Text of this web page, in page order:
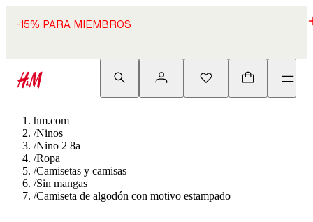
-15% PARA MIEMBROS
hm.com
/Ninos
/Nino 2 8a
/Ropa
/Camisetas y camisas
/Sin mangas
/Camiseta de algodón con motivo estampado